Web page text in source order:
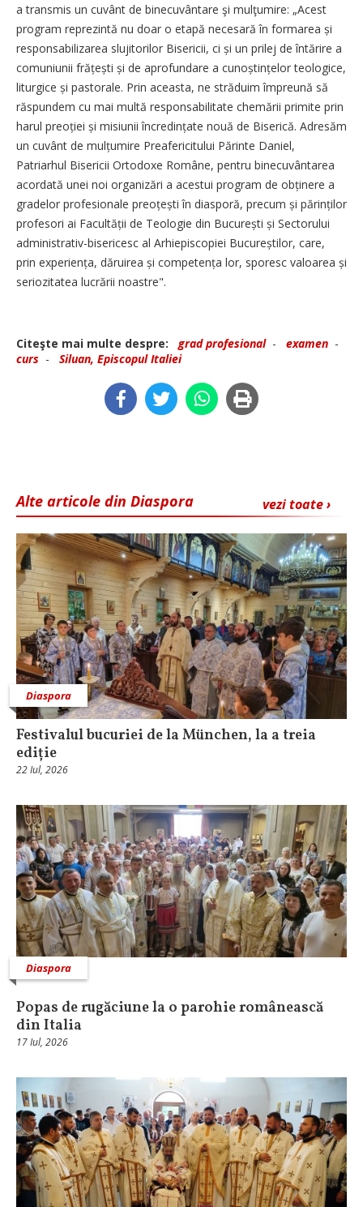
a transmis un cuvânt de binecuvântare şi mulţumire: „Acest
program reprezintă nu doar o etapă necesară în formarea și
responsabilizarea slujitorilor Bisericii, ci și un prilej de întărire a
comuniunii frățești și de aprofundare a cunoștințelor teologice,
liturgice și pastorale. Prin aceasta, ne străduim împreună să
răspundem cu mai multă responsabilitate chemării primite prin
harul preoției și misiunii încredințate nouă de Biserică. Adresăm
un cuvânt de mulțumire Preafericitului Părinte ­Daniel,
Patriarhul Bisericii Ortodoxe Române, pentru binecuvântarea
acordată unei noi organizări a acestui program de obținere a
gradelor profesionale preoțești în diasporă, precum și părinților
profesori ai Facultății de Teologie din București și Sectorului
administrativ-bisericesc al Arhiepiscopiei Bucureștilor, care,
prin experiența, dăruirea și competența lor, sporesc valoarea și
seriozitatea lucrării noastre".
Citeşte mai multe despre: grad profesional- examen -
curs - Siluan, Episcopul Italiei
vezi toate ›
Alte articole din Diaspora
Diaspora
Festivalul bucuriei de la München, la a treia
ediție
22 Iul, 2026
Diaspora
Popas de rugăciune la o parohie românească
din Italia
17 Iul, 2026